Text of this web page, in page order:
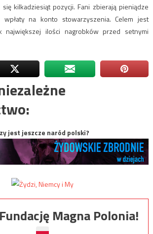
kilkadziesiąt pozycji. Fani zbierają pieniądze
na konto stowarzyszenia. Celem jest
największej ilości nagrobków przed setnymi
jest jeszcze naród polski?
Magna Polonia!